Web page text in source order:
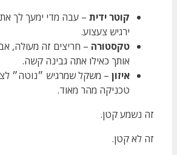
קוטר ידית – עבה מדי ימעך לך
ירגיש צעצוע.
טקסטורה – חריצים זה מעולה,
אותך כאילו אתה גבינה קשה.
איזון – משקל שמרגיש ״נוטה״
טכניקה מהר מאוד.
זה נשמע קטן.
זה לא קטן.